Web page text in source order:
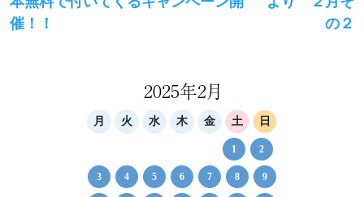
ナ
催！！
の２
2025年2月
月 火 水 木 金 土 日
1 2
3 4 5 6 7 8 9